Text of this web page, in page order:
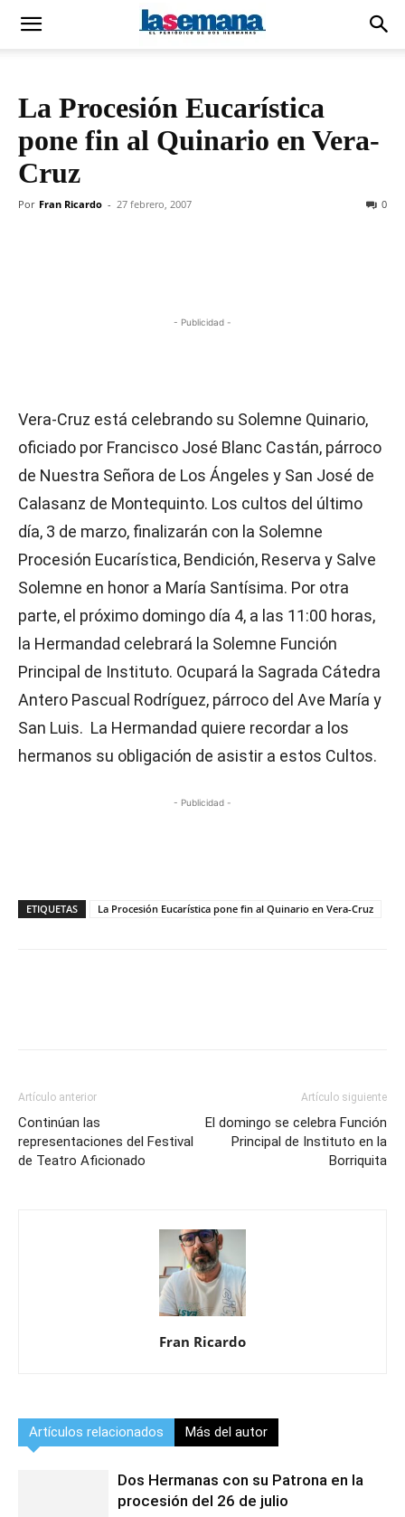
La Procesión Eucarística
pone fin al Quinario en Vera-
Cruz
Por Fran Ricardo - 27 febrero, 2007 0
- Publicidad -
Vera-Cruz está celebrando su Solemne Quinario,
oficiado por Francisco José Blanc Castán, párroco
de Nuestra Señora de Los Ángeles y San José de
Calasanz de Montequinto. Los cultos del último
día, 3 de marzo, finalizarán con la Solemne
Procesión Eucarística, Bendición, Reserva y Salve
Solemne en honor a María Santísima. Por otra
parte, el próximo domingo día 4, a las 11:00 horas,
la Hermandad celebrará la Solemne Función
Principal de Instituto. Ocupará la Sagrada Cátedra
Antero Pascual Rodríguez, párroco del Ave María y
San Luis. La Hermandad quiere recordar a los
hermanos su obligación de asistir a estos Cultos.
- Publicidad -
ETIQUETAS La Procesión Eucarística pone fin al Quinario en Vera-Cruz
Artículo anterior
Continúan las
representaciones del Festival
de Teatro Aficionado
Artículo siguiente
El domingo se celebra Función
Principal de Instituto en la
Borriquita
Fran Ricardo
Artículos relacionados Más del autor
Dos Hermanas con su Patrona en la
procesión del 26 de julio